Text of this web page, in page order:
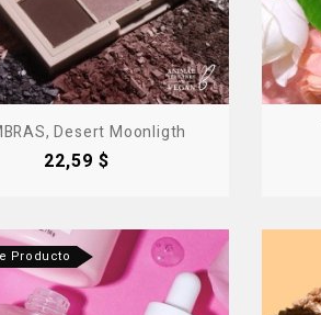
Desert Moonligth
Precio
22,59 $
Producto